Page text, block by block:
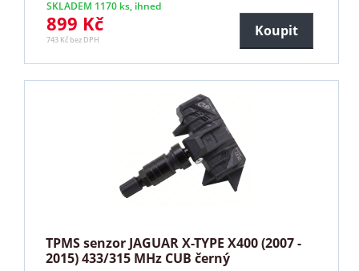
SKLADEM 1170 ks, ihned
899 Kč
743 Kč bez DPH
Koupit
TPMS senzor JAGUAR X-TYPE X400 (2007 -
2015) 433/315 MHz CUB černý